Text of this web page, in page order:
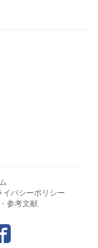
バシーポリシー
参考文献